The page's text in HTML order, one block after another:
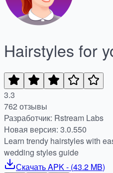
Hairstyles for
3.3
762 отзывы
Разработчик: Rstream Labs
Новая версия: 3.0.550
Learn trendy hairstyles with
wedding styles guide
СкачатьAPK- (43.2 MB)